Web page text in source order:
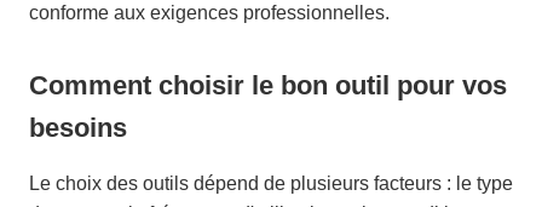
conforme aux exigences professionnelles.
Comment choisir le bon outil pour vos
besoins
Le choix des outils dépend de plusieurs facteurs : le type